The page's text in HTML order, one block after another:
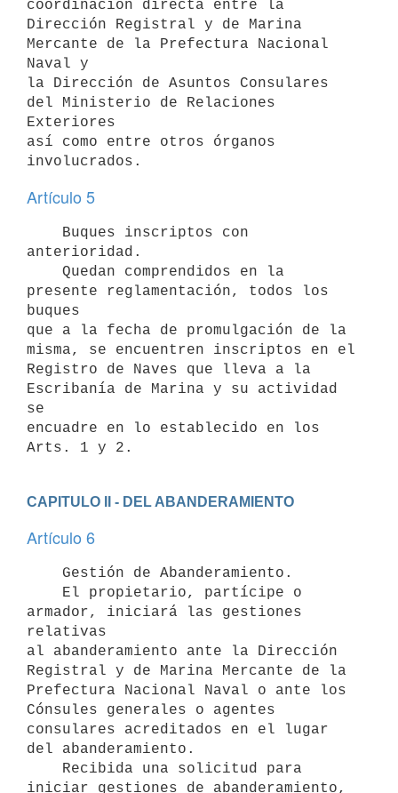
coordinación directa entre la
Dirección Registral y de Marina
Mercante de la Prefectura Nacional
Naval y
la Dirección de Asuntos Consulares
del Ministerio de Relaciones
Exteriores
así como entre otros órganos
Artículo 5
anterioridad.
presente reglamentación, todos los
buques
que a la fecha de promulgación de la
misma, se encuentren inscriptos en el
Registro de Naves que lleva a la
Escribanía de Marina y su actividad
se
encuadre en lo establecido en los
CAPITULO II - DEL ABANDERAMIENTO
Artículo 6
armador, iniciará las gestiones
relativas
al abanderamiento ante la Dirección
Registral y de Marina Mercante de la
Prefectura Nacional Naval o ante los
Cónsules generales o agentes
consulares acreditados en el lugar
del abanderamiento.
iniciar gestiones de abanderamiento,